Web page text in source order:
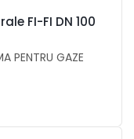
FI-FI DN 100
PENTRU GAZE